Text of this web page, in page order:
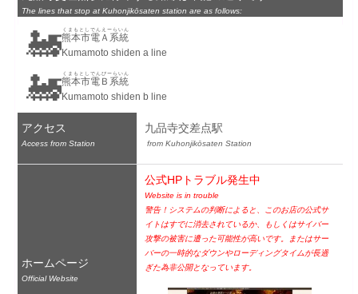
The lines that stop at Kuhonjikōsaten station are as follows:
🚂熊本市電Ａ系統
くまもとしでんえーらいん
Kumamoto shiden a line
🚂熊本市電Ｂ系統
くまもとしでんびーらいん
Kumamoto shiden b line
アクセス
Access from Station
九品寺交差点駅
from Kuhonjikōsaten Station
ホームページ
Official Website
公式HPトラブル発生中
Website is in trouble
警告！システムの判断によると、このお店の公式サ
イトはすでに消去されているか、もしくはサイバー
攻撃の被害に遭った可能性が高いです。またはサー
バーの一時的なダウンやローディングタイムが長過
ぎた為非公開となっています。